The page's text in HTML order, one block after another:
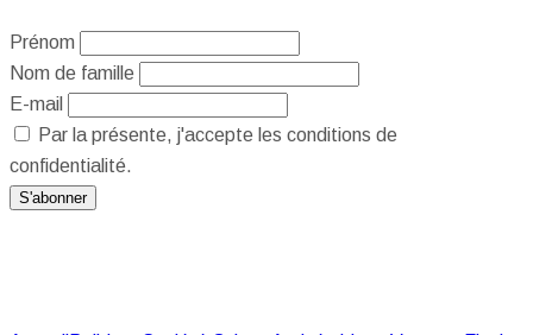
Prénom
Nom de famille
E-mail
Par la présente, j'accepte les conditions de
confidentialité.